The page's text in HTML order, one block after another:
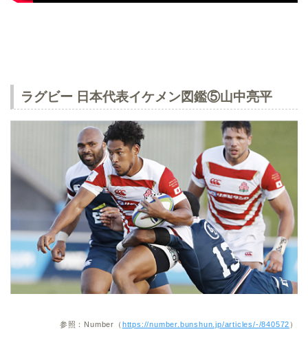
ラグビー 日本代表イケメン図鑑⑤山中亮平
参照：Number（ https://number.bunshun.jp/articles/-/840572 ）